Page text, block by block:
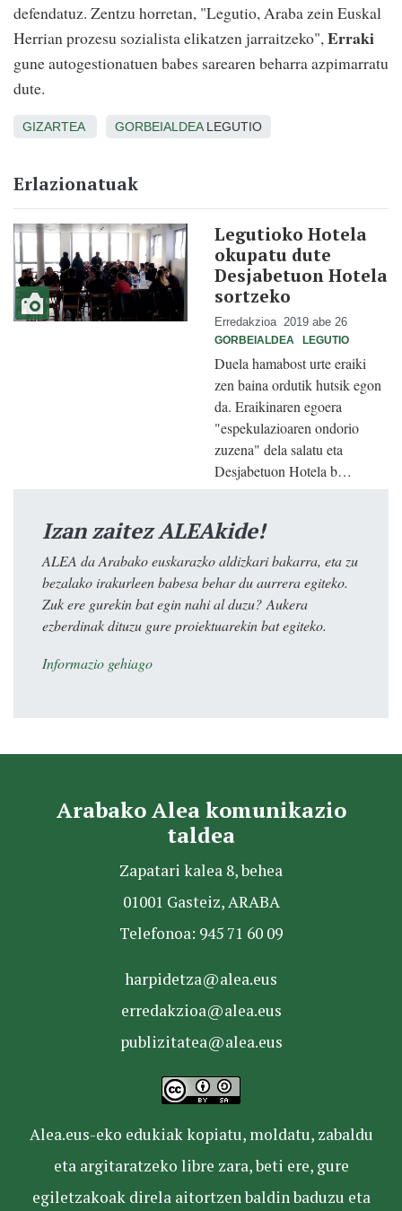
defendatuz. Zentzu horretan, "Legutio, Araba zein Euskal
Herrian prozesu sozialista elikatzen jarraitzeko", Erraki
gune autogestionatuen babes sarearen beharra azpimarratu
dute.
GIZARTEA GORBEIALDEALEGUTIO
Erlazionatuak
Legutioko Hotela
okupatu dute
Desjabetuon Hotela
sortzeko
Erredakzioa 2019 abe 26
GORBEIALDEA LEGUTIO
Duela hamabost urte eraiki
zen baina ordutik hutsik egon
da. Eraikinaren egoera
"espekulazioaren ondorio
zuzena" dela salatu eta
Desjabetuon Hotela b…
Izan zaitez ALEAkide!
ALEA da Arabako euskarazko aldizkari bakarra, eta zu
bezalako irakurleen babesa behar du aurrera egiteko.
Zuk ere gurekin bat egin nahi al duzu? Aukera
ezberdinak dituzu gure proiektuarekin bat egiteko.
Informazio gehiago
Arabako Alea komunikazio
taldea
Zapatari kalea 8, behea
01001 Gasteiz, ARABA
Telefonoa: 945 71 60 09
harpidetza@alea.eus
erredakzioa@alea.eus
publizitatea@alea.eus
Alea.eus-eko edukiak kopiatu, moldatu, zabaldu
eta argitaratzeko libre zara, beti ere, gure
egiletzakoak direla aitortzen baldin baduzu eta